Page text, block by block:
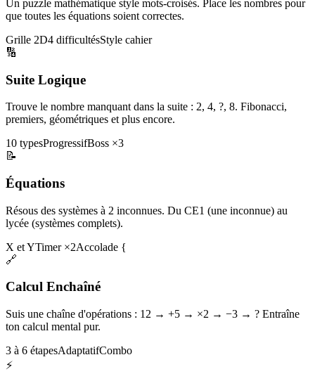
Un puzzle mathématique style mots-croisés. Place les nombres pour
que toutes les équations soient correctes.
Grille 2D4 difficultésStyle cahier
🔢
Suite Logique
Trouve le nombre manquant dans la suite : 2, 4, ?, 8. Fibonacci,
premiers, géométriques et plus encore.
10 typesProgressifBoss ×3
📝
Équations
Résous des systèmes à 2 inconnues. Du CE1 (une inconnue) au
lycée (systèmes complets).
X et YTimer ×2Accolade {
🔗
Calcul Enchaîné
Suis une chaîne d'opérations : 12 → +5 → ×2 → −3 → ? Entraîne
ton calcul mental pur.
3 à 6 étapesAdaptatifCombo
⚡